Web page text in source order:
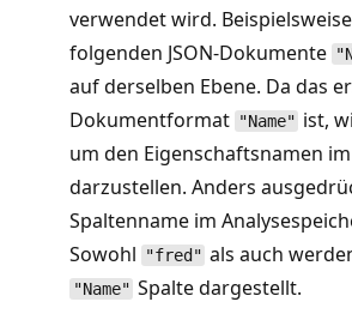
verwendet wird.
folgenden JSON-Dokumente
auf derselben Ebene. Da das
Dokumentformat "Name" ist,
um den Eigenschaftsnamen
darzustellen. Anders
Spaltenname im
Sowohl
"fred" als auch
"Name" Spalte dargestellt.